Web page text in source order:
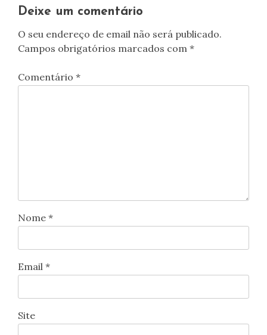
artigos
Deixe um comentário
O seu endereço de email não será publicado.
Campos obrigatórios marcados com *
Comentário *
Nome *
Email *
Site